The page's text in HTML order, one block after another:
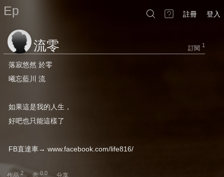
Ep 註冊 登入
流零 訂閱 1
落寂悠然 於零
曦忘藍川 流
如果這是我的人生，
好吧也只能這樣了
FB直達車→ www.facebook.com/life816/
作品 2 0.0 分享